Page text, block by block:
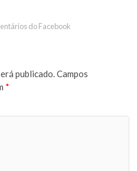
do Facebook
publicado.Campos
*